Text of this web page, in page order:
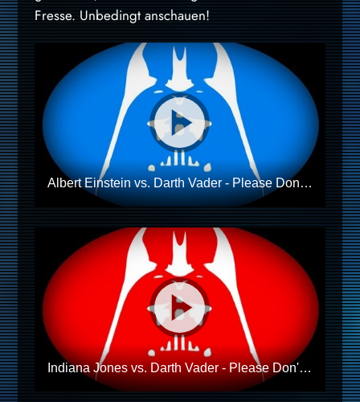
Fresse. Unbedingt anschauen!
Albert Einstein vs. Darth Vader - Please Don't Use the Force
Indiana Jones vs. Darth Vader - Please Don't Use The Force